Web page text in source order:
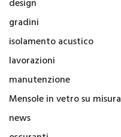
design
gradini
isolamento acustico
lavorazioni
manutenzione
Mensole in vetro su misura
news